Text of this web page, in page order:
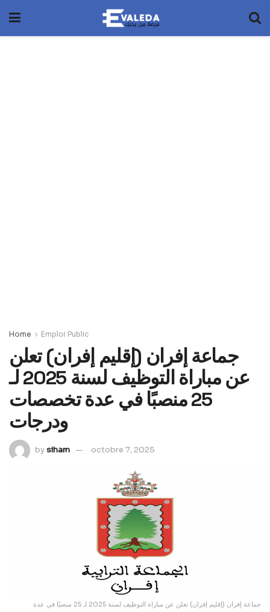
Home Emploi Public
جماعة إفران (إقليم إفران) تعلن
عن مباراة التوظيف لسنة 2025 لـ
25 منصبًا في عدة تخصصات
ودرجات
bysiham octobre 7, 2025
جماعة إفران (إقليم إفران) تعلن عن مباراة التوظيف لسنة 2025 لـ 25 منصبًا في عدة